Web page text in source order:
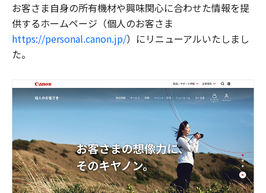
お客さま自身の所有機材や興味関心に合わせた情報を提
供するホームページ（個人のお客さま
https://personal.canon.jp/）にリニューアルいたしまし
た。